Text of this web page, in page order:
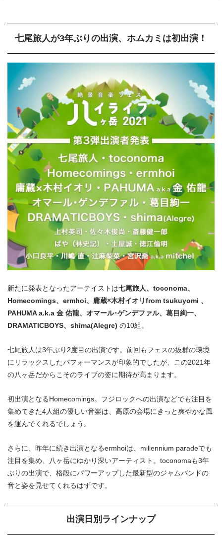
七尾旅人が3年ぶりの出演、ホムカミは初出演！
新たに発表となったアーテイストは七尾旅人、toconoma、
Homecomings、ermhoi、庸蔵×木村イオリfrom tsukuyomi 、
PAHUMA a.k.a 金 佑龍、オマール･ゲンデファル、葛目絢一、
DRAMATICBOYS、shima(Alegre) の10組。
七尾旅人は3年ぶり2度目の出演です。前回もフェスの抜群の環境
にリラックスしたパフォーマンスが印象的でしたが、この2021年
の八ヶ岳だからこそのライブの姿に期待が高まります。
初出演となるHomecomings。フジロックへの出演などでも注目を
集めてきた4人組の優しい音楽は、高原の会場にきっと爽やかな風
を運んでくれるでしょう。
さらに、昨年に続き出演となるermhoiは、millennium paradeでも
注目を集め、八ヶ岳にゆかり深いアーティスト。toconomaも3年
ぶりの出演で、格段にパワーアップした最新型のジャムバンドの
音と姿を見せてくれるはずです。
出演日別ラインナップ